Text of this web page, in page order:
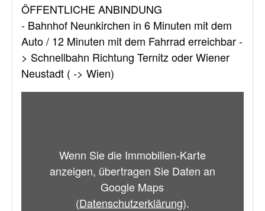
ÖFFENTLICHE ANBINDUNG
- Bahnhof Neunkirchen in 6 Minuten mit dem
Auto / 12 Minuten mit dem Fahrrad erreichbar -
> Schnellbahn Richtung Ternitz oder Wiener
Neustadt ( -> Wien)
Wenn Sie die Immobilien-Karte
anzeigen, übertragen Sie Daten an
Google Maps
(Datenschutzerklärung).